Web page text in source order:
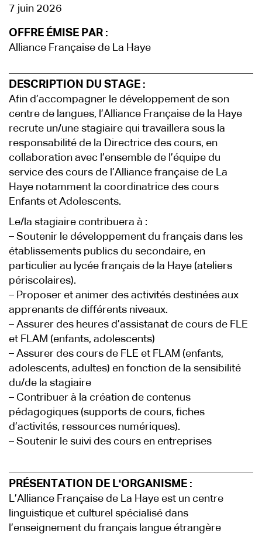
7 juin 2026
OFFRE ÉMISE PAR :
Alliance Française de La Haye
DESCRIPTION DU STAGE :
Afin d’accompagner le développement de son
centre de langues, l’Alliance Française de la Haye
recrute un/une stagiaire qui travaillera sous la
responsabilité de la Directrice des cours, en
collaboration avec l’ensemble de l’équipe du
service des cours de l’Alliance française de La
Haye notamment la coordinatrice des cours
Enfants et Adolescents.
Le/la stagiaire contribuera à :
– Soutenir le développement du français dans les
établissements publics du secondaire, en
particulier au lycée français de la Haye (ateliers
périscolaires).
– Proposer et animer des activités destinées aux
apprenants de différents niveaux.
– Assurer des heures d’assistanat de cours de FLE
et FLAM (enfants, adolescents)
– Assurer des cours de FLE et FLAM (enfants,
adolescents, adultes) en fonction de la sensibilité
du/de la stagiaire
– Contribuer à la création de contenus
pédagogiques (supports de cours, fiches
d’activités, ressources numériques).
– Soutenir le suivi des cours en entreprises
PRÉSENTATION DE L'ORGANISME :
L’Alliance Française de La Haye est un centre
linguistique et culturel spécialisé dans
l’enseignement du français langue étrangère